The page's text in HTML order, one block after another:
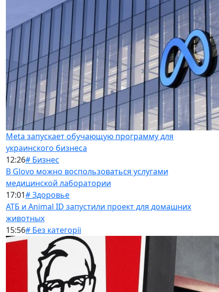
Meta запускает обучающую программу для
украинского бизнеса
12:26# Бизнес
В Glovo можно воспользоваться услугами
медицинской лаборатории
17:01# Здоровье
АТБ и Animal ID запустили проект для домашних
животных
15:56# Без категорії